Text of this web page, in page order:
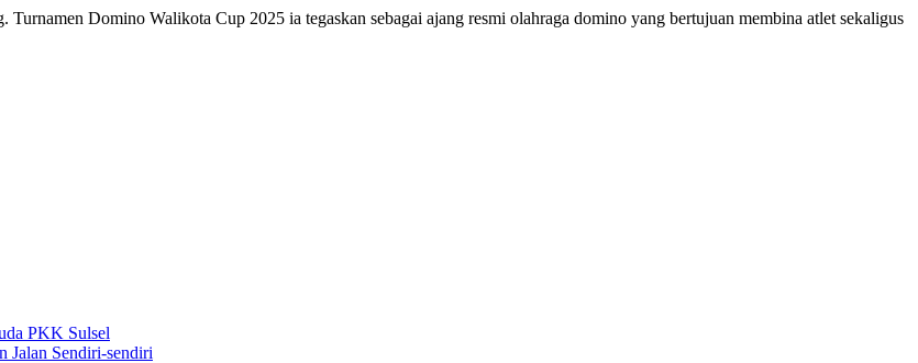
Domino Walikota Cup 2025 ia tegaskan sebagai ajang resmi olahraga domino yang bertujuan membina atlet sekaligus
PKK Sulsel
Jalan Sendiri-sendiri